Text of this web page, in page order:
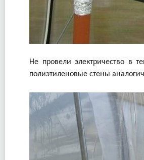
Не провели электричество в
полиэтиленовые стены